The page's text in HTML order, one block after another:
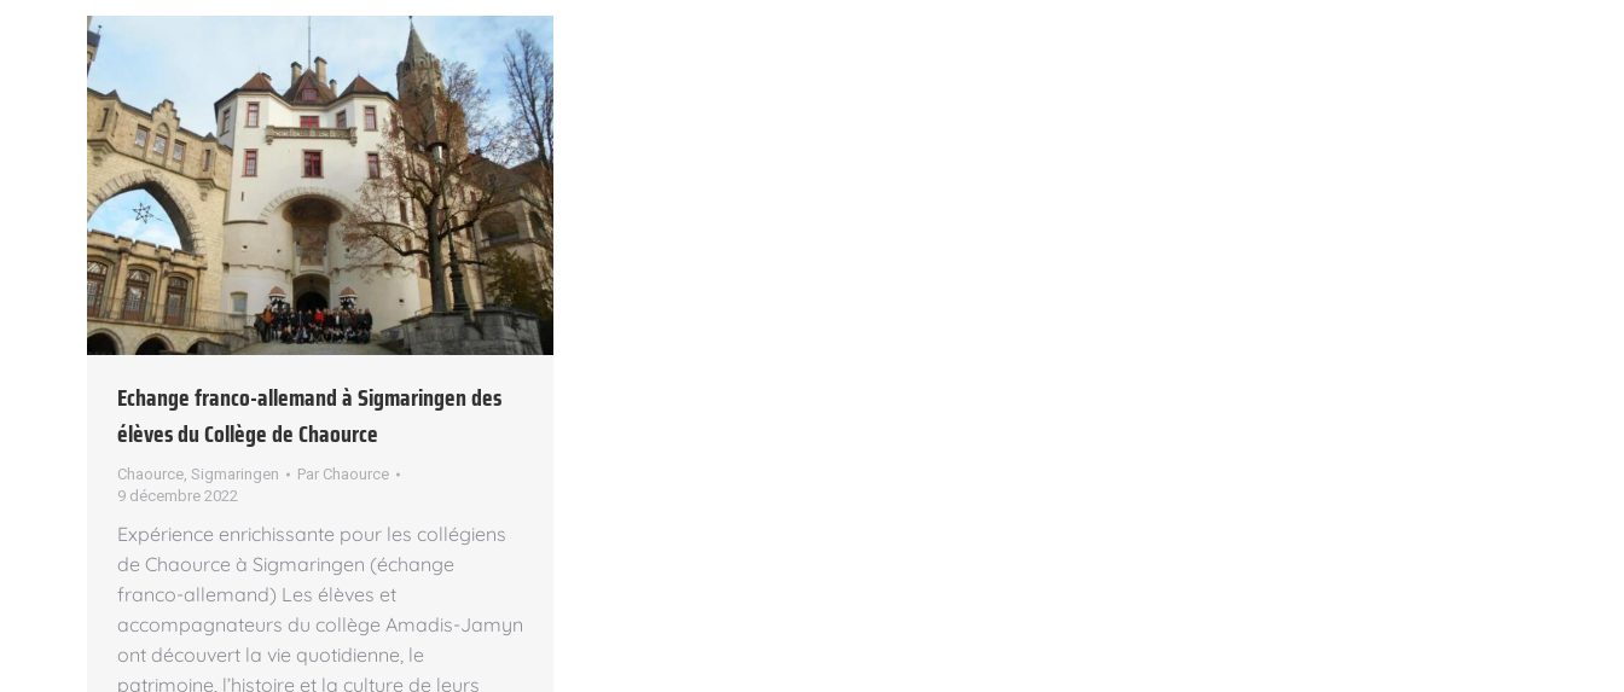
Echange franco-allemand à Sigmaringen des
élèves du Collège de Chaource
Chaource Sigmaringen Par Chaource
9 décembre 2022
Expérience enrichissante pour les collégiens
de Chaource à Sigmaringen (échange
franco-allemand) Les élèves et
accompagnateurs du collège Amadis-Jamyn
ont découvert la vie quotidienne, le
patrimoine, l’histoire et la culture de leurs